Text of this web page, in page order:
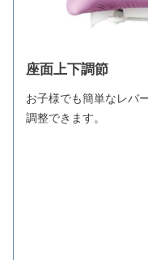
座面上下調節
お子様でも簡単なレバ
調整できます。